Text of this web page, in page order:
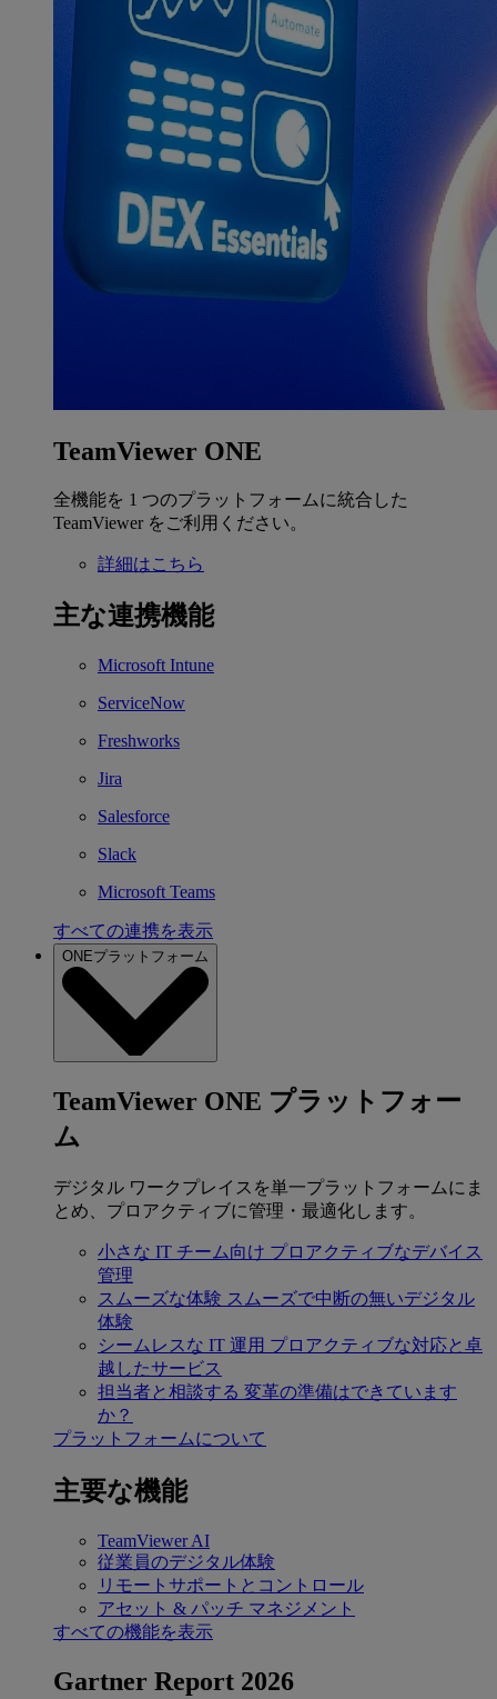
TeamViewer ONE
全機能を 1 つのプラットフォームに統合した
TeamViewer をご利用ください。
詳細はこちら
主な連携機能
Microsoft Intune
ServiceNow
Freshworks
Jira
Salesforce
Slack
Microsoft Teams
すべての連携を表示
ONEプラットフォーム
TeamViewer ONE プラットフォー
ム
デジタル ワークプレイスを単一プラットフォームにま
とめ、プロアクティブに管理・最適化します。
小さな IT チーム向け プロアクティブなデバイス
管理
スムーズな体験 スムーズで中断の無いデジタル
体験
シームレスな IT 運用 プロアクティブな対応と卓
越したサービス
担当者と相談する 変革の準備はできています
か？
プラットフォームについて
主要な機能
TeamViewer AI
従業員のデジタル体験
リモートサポートとコントロール
アセット & パッチ マネジメント
すべての機能を表示
Gartner Report 2026